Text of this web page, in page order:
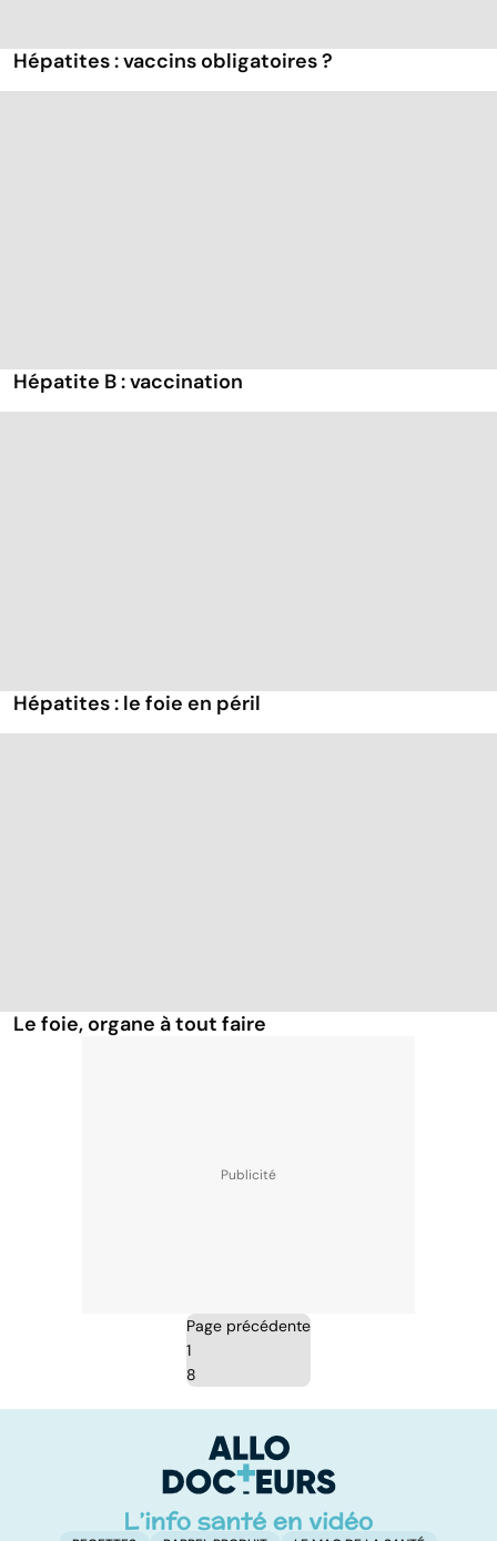
Hépatites : vaccins obligatoires ?
Hépatite B : vaccination
Hépatites : le foie en péril
Le foie, organe à tout faire
Page précédente
1
8